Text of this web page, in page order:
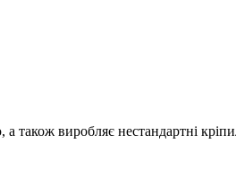
виробляє нестандартні